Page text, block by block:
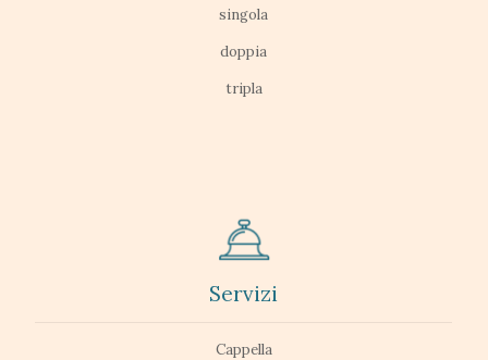
singola
doppia
tripla
Servizi
Cappella